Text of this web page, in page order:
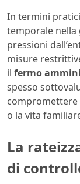
In termini
temporale nella
pressioni
misure
il fermo
spesso
compromettere
o la vita
La
di